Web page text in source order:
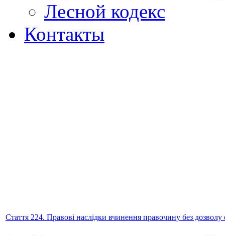
Лесной кодекс
Контакты
Стаття 224. Правові наслідки вчинення правочину без дозволу